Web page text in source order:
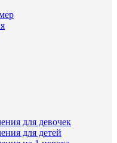
для девочек
для детей